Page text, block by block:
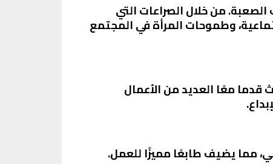
من خلال الصراعات التي
وطموحات المرأة في المجتمع
معًا العديد من الأعمال
مما يضيف طابعًا مميزًا للعمل.